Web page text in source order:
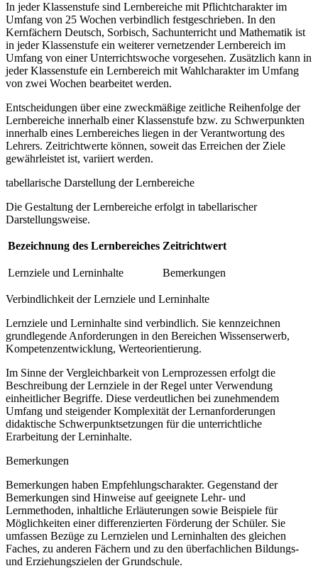
In jeder Klassenstufe sind Lernbereiche mit Pflichtcharakter im
Umfang von 25 Wochen verbindlich festgeschrieben. In den
Kernfächern Deutsch, Sorbisch, Sachunterricht und Mathematik ist
in jeder Klassenstufe ein weiterer vernetzender Lernbereich im
Umfang von einer Unterrichtswoche vorgesehen. Zusätzlich kann in
jeder Klassenstufe ein Lernbereich mit Wahlcharakter im Umfang
von zwei Wochen bearbeitet werden.
Entscheidungen über eine zweckmäßige zeitliche Reihenfolge der
Lernbereiche innerhalb einer Klassenstufe bzw. zu Schwerpunkten
innerhalb eines Lernbereiches liegen in der Verantwortung des
Lehrers. Zeitrichtwerte können, soweit das Erreichen der Ziele
gewährleistet ist, variiert werden.
tabellarische Darstellung der Lernbereiche
Die Gestaltung der Lernbereiche erfolgt in tabellarischer
Darstellungsweise.
Bezeichnung des Lernbereiches Zeitrichtwert
Lernziele und Lerninhalte Bemerkungen
Verbindlichkeit der Lernziele und Lerninhalte
Lernziele und Lerninhalte sind verbindlich. Sie kennzeichnen
grundlegende Anforderungen in den Bereichen Wissenserwerb,
Kompetenzentwicklung, Werteorientierung.
Im Sinne der Vergleichbarkeit von Lernprozessen erfolgt die
Beschreibung der Lernziele in der Regel unter Verwendung
einheitlicher Begriffe. Diese verdeutlichen bei zunehmendem
Umfang und steigender Komplexität der Lernanforderungen
didaktische Schwerpunktsetzungen für die unterrichtliche
Erarbeitung der Lerninhalte.
Bemerkungen
Bemerkungen haben Empfehlungscharakter. Gegenstand der
Bemerkungen sind Hinweise auf geeignete Lehr- und
Lernmethoden, inhaltliche Erläuterungen sowie Beispiele für
Möglichkeiten einer differenzierten Förderung der Schüler. Sie
umfassen Bezüge zu Lernzielen und Lerninhalten des gleichen
Faches, zu anderen Fächern und zu den überfachlichen Bildungs-
und Erziehungszielen der Grundschule.